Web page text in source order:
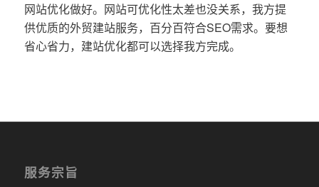
网站优化做好。网站可优化性太差也没关系，我方提
供优质的外贸建站服务，百分百符合SEO需求。要想
省心省力，建站优化都可以选择我方完成。
服务宗旨